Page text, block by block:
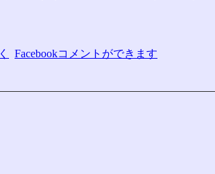
Facebookコメントができます